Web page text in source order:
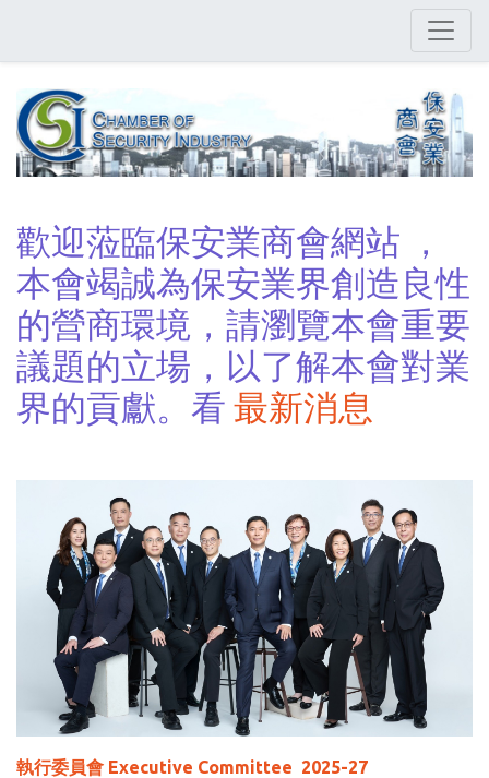
main
歡迎蒞臨保安業商會網站 ，
本會竭誠為保安業界創造良性
的營商環境，請瀏覽本會重要
議題的立場，以了解本會對業
界的貢獻。看 最新消息
執行委員會 Executive Committee 2025-27